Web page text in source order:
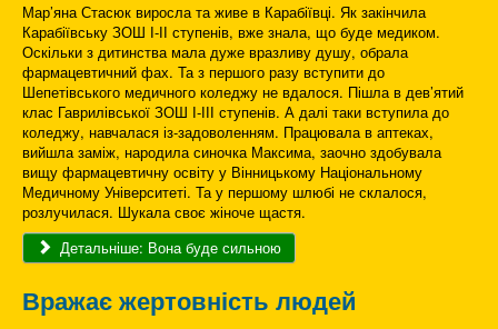
Мар’яна Стасюк виросла та живе в Карабіївці. Як закінчила
Карабіївську ЗОШ І-ІІ ступенів, вже знала, що буде медиком.
Оскільки з дитинства мала дуже вразливу душу, обрала
фармацевтичний фах. Та з першого разу вступити до
Шепетівського медичного коледжу не вдалося. Пішла в дев’ятий
клас Гаврилівської ЗОШ І-ІІІ ступенів. А далі таки вступила до
коледжу, навчалася із-задоволенням. Працювала в аптеках,
вийшла заміж, народила синочка Максима, заочно здобувала
вищу фармацевтичну освіту у Вінницькому Національному
Медичному Університеті. Та у першому шлюбі не склалося,
розлучилася. Шукала своє жіноче щастя.
Детальніше: Вона буде сильною
Вражає жертовність людей